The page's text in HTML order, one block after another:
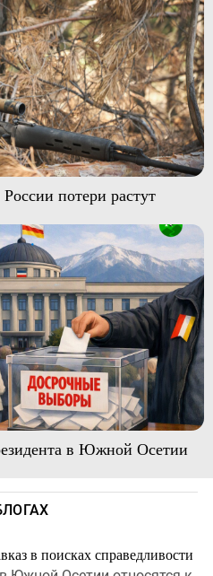
потери растут
в Южной Осетии
в поисках справедливости